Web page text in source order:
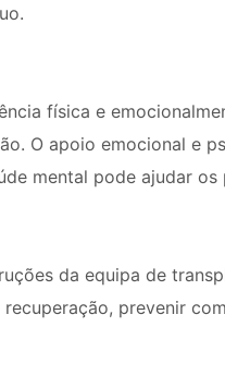
física e
O apoio emocional e
mental pode ajudar os
da equipa de
prevenir